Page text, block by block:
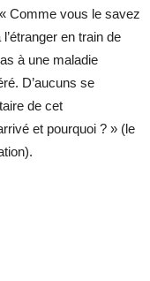
Comme vous le savez
en train de
à une maladie
D’aucuns se
de cet
et pourquoi ? » (le